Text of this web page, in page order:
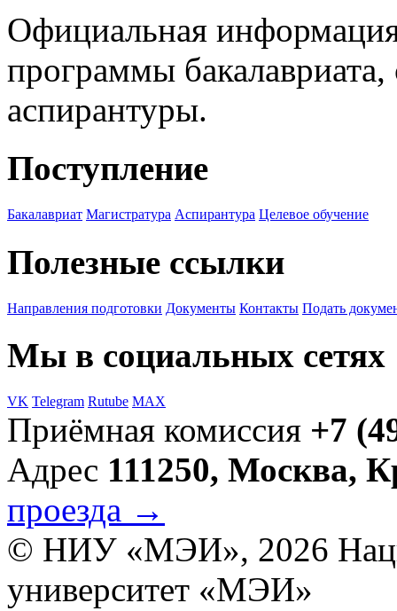
Официальная
программы
аспирантуры.
Поступление
Бакалавриат Магистратура Аспирантура Целевое обучение
Полезные ссылки
Направления подготовки Документы Контакты Подать
Мы в социальных сетях
VK Telegram Rutube MAX
Приёмная комиссия +7
Адрес 111250, Москва,
проезда →
© НИУ «МЭИ», 2026
университет «МЭИ»